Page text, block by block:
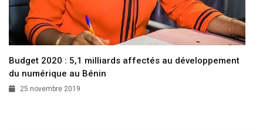
Budget 2020 : 5,1 milliards affectés au développement
du numérique au Bénin
25 novembre 2019